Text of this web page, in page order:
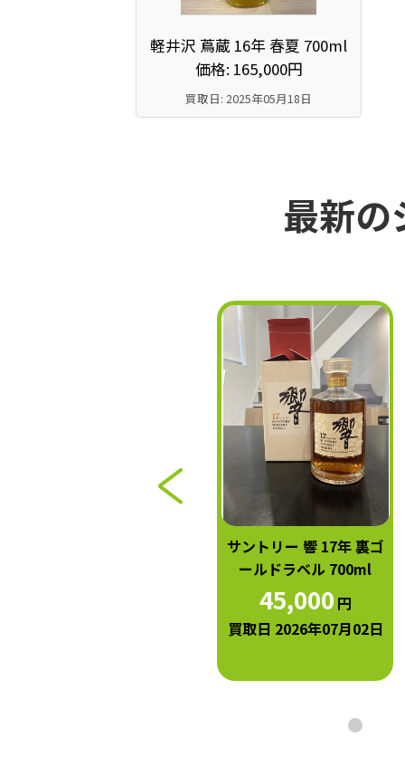
軽井沢 蔦蔵 16年 春夏 700ml
価格: 165,000円
買取日: 2025年05月18日
最新の
サントリー 響 17年 裏ゴ
ールドラベル 700ml
45,000 円
買取日 2026年07月02日